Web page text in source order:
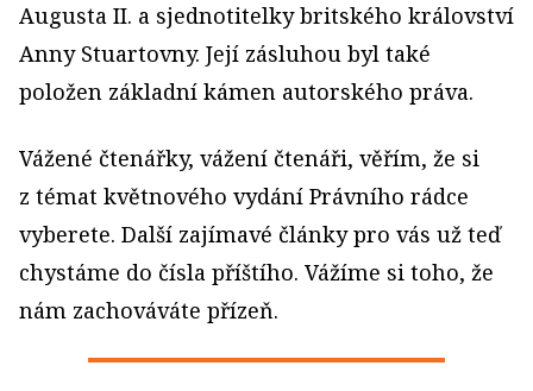
Augusta II. a sjednotitelky britského království
Anny Stuartovny. Její zásluhou byl také
položen základní kámen autorského práva.
Vážené čtenářky, vážení čtenáři, věřím, že si
z témat květnového vydání Právního rádce
vyberete. Další zajímavé články pro vás už teď
chystáme do čísla příštího. Vážíme si toho, že
nám zachováváte přízeň.